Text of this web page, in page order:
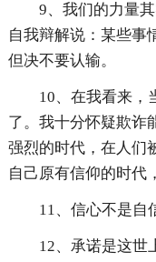
9、我们的力量
自我辩解说：某些事
但决不要认输。
10、在我看来，
了。我十分怀疑欺诈
强烈的时代，在人们
自己原有信仰的时
11、信心不是自
12、承诺是这世